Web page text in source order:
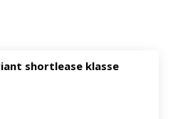
shortlease klasse